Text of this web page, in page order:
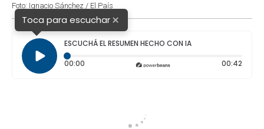
Foto: Ignacio Sánchez / El País
Toca para escuchar×
ESCUCHÁ EL RESUMEN HECHO CON IA
00:00 Tiempo transcurrido: 0 segundos 00:42